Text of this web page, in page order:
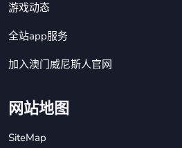
游戏动态
全站app服务
加入澳门威尼斯人官网
网站地图
SiteMap